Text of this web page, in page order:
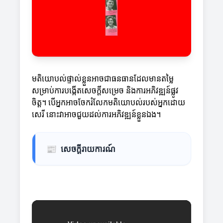
មតិយោបល់ផ្ទាល់ខ្លួនអាចជាធនធានដែលមានតម្លៃ
សម្រាប់ការបង្កើតសេចក្ដីសម្រេច និងការអភិវឌ្ឍន៍ផ្លូវ
ចិត្ត។ បើអ្នកអាចចែករំលែកមតិយោបល់របស់អ្នកដោយ
សេរី នោះវាអាចជួយដល់ការអភិវឌ្ឍន៍ខ្លួនឯង។
📰 សេចក្តីរាយការណ៍